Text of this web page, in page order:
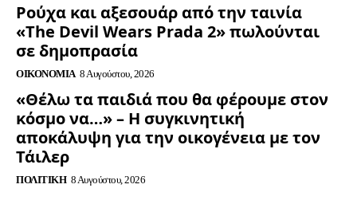
Ρούχα και αξεσουάρ από την ταινία
«The Devil Wears Prada 2» πωλούνται
σε δημοπρασία
ΟΙΚΟΝΟΜΊΑ 8 Αυγούστου, 2026
«Θέλω τα παιδιά που θα φέρουμε στον
κόσμο να…» – Η συγκινητική
αποκάλυψη για την οικογένεια με τον
Τάιλερ
ΠΟΛΙΤΙΚΉ 8 Αυγούστου, 2026